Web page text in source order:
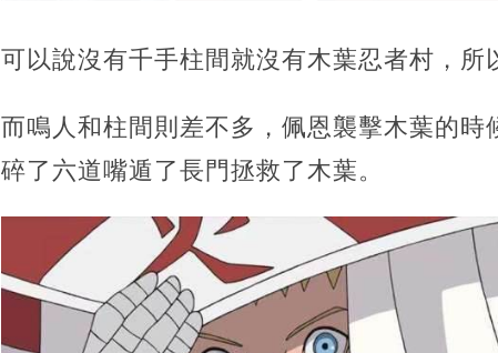
可以說沒有千手柱間就沒有木葉忍者村，所
而鳴人和柱間則差不多，佩恩襲擊木葉的
碎了六道嘴遁了長門拯救了木葉。